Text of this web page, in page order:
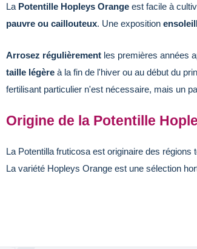
La Potentille Hopleys Orange est facile à
pauvre ou caillouteux. Une exposition
Arrosez régulièrement les premières années
taille légère à la fin de l'hiver ou au début du
fertilisant particulier n'est nécessaire, mais un
Origine de la Potentille
La Potentilla fruticosa est originaire des
La variété Hopleys Orange est une sélection